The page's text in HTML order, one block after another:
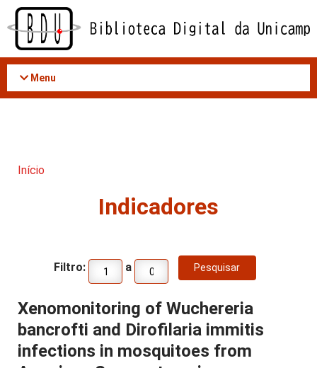
Acessar
conteúdo
Menu
Início
Indicadores
Filtro: a
Xenomonitoring of Wuchereria
bancrofti and Dirofilaria immitis
infections in mosquitoes from